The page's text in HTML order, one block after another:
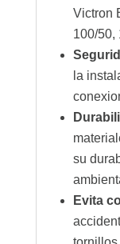
Victron
100/50,
la
su
Evita